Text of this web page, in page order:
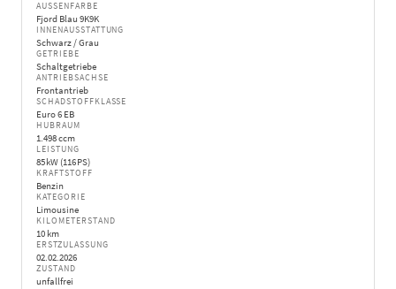
AUSSENFARBE
Fjord Blau 9K9K
INNENAUSSTATTUNG
Schwarz / Grau
GETRIEBE
Schaltgetriebe
ANTRIEBSACHSE
Frontantrieb
SCHADSTOFFKLASSE
Euro 6 EB
HUBRAUM
1.498 ccm
LEISTUNG
85 kW (116 PS)
KRAFTSTOFF
Benzin
KATEGORIE
Limousine
KILOMETERSTAND
10 km
ERSTZULASSUNG
02.02.2026
ZUSTAND
unfallfrei